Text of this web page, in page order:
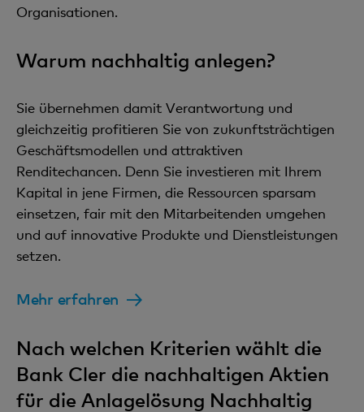
Organisationen.
Warum nachhaltig anlegen?
Sie übernehmen damit Verantwortung und
gleichzeitig profitieren Sie von zukunftsträchtigen
Geschäftsmodellen und attraktiven
Renditechancen. Denn Sie investieren mit Ihrem
Kapital in jene Firmen, die Ressourcen sparsam
einsetzen, fair mit den Mitarbeitenden umgehen
und auf innovative Produkte und Dienstleistungen
setzen.
Mehr erfahren
Nach welchen Kriterien wählt die
Bank Cler die nachhaltigen Aktien
für die Anlagelösung Nachhaltig